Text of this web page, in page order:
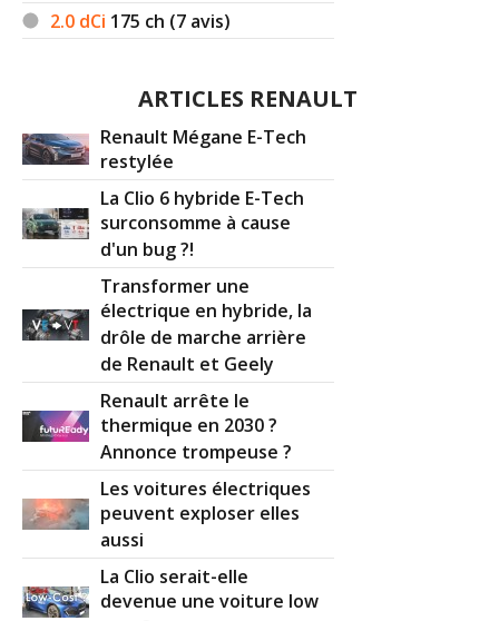
2.0 dCi 175 ch (7 avis)
ARTICLES RENAULT
Renault Mégane E-Tech
restylée
La Clio 6 hybride E-Tech
surconsomme à cause
d'un bug ?!
Transformer une
électrique en hybride, la
drôle de marche arrière
de Renault et Geely
Renault arrête le
thermique en 2030 ?
Annonce trompeuse ?
Les voitures électriques
peuvent exploser elles
aussi
La Clio serait-elle
devenue une voiture low